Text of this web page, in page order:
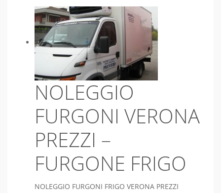
NOLEGGIO
FURGONI VERONA
PREZZI –
FURGONE FRIGO
NOLEGGIO FURGONI FRIGO VERONA PREZZI